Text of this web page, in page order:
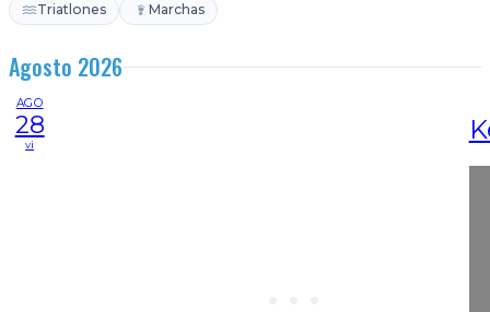
Triatlones
Marchas
Agosto 2026
AGO
28
vi